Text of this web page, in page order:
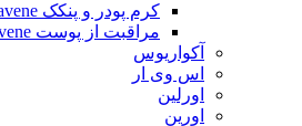
کرم پودر و پنکک avene
مراقبت از پوست avene
آکواریوس
اس وی ار
اورلین
اورین